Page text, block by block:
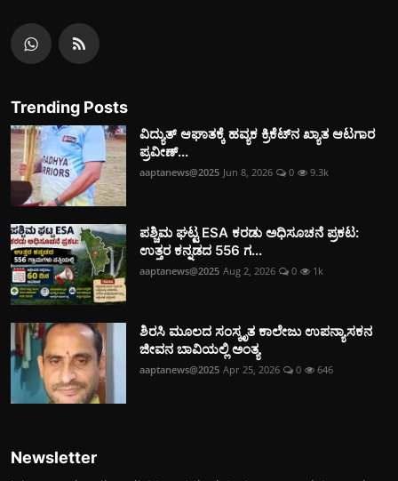
Trending Posts
ವಿದ್ಯುತ್‌ ಆಘಾತಕ್ಕೆ ಹವ್ಯಕ ಕ್ರಿಕೆಟ್‌ನ ಖ್ಯಾತ ಆಟಗಾರ
ಪ್ರವೀಣ್...
aaptanews@2025 Jun 8, 2026 0 9.3k
ಪಶ್ಚಿಮ ಘಟ್ಟ ESA ಕರಡು ಅಧಿಸೂಚನೆ ಪ್ರಕಟ:
ಉತ್ತರ ಕನ್ನಡದ 556 ಗ...
aaptanews@2025 Aug 2, 2026 0 1k
ಶಿರಸಿ ಮೂಲದ ಸಂಸ್ಕೃತ ಕಾಲೇಜು ಉಪನ್ಯಾಸಕನ
ಜೀವನ ಬಾವಿಯಲ್ಲಿ ಅಂತ್ಯ
aaptanews@2025 Apr 25, 2026 0 646
Newsletter